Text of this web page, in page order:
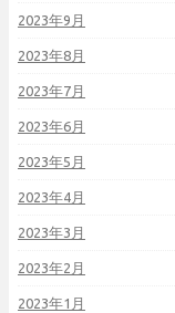
2023年9月
2023年8月
2023年7月
2023年6月
2023年5月
2023年4月
2023年3月
2023年2月
2023年1月